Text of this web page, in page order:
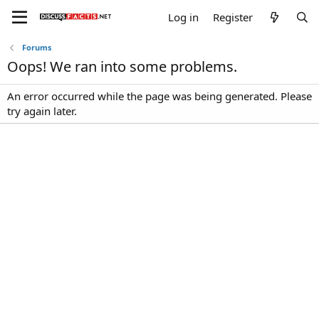
Log in Register
Forums
Oops! We ran into some problems.
An error occurred while the page was being generated. Please
try again later.